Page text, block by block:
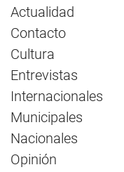
Actualidad
Contacto
Cultura
Entrevistas
Internacionales
Municipales
Nacionales
Opinión